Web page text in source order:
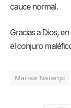
cauce normal.
Gracias a Dios,
el conjuro
Marisa Naranjo